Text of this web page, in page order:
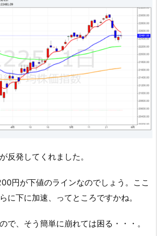
反発してくれました。
円が下値のラインなのでしょう。ここ
に下に加速、ってところですかね。
で、そう簡単に崩れては困る・・・。